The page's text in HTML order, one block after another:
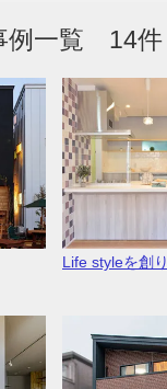
例一覧 14件
Life styleを創